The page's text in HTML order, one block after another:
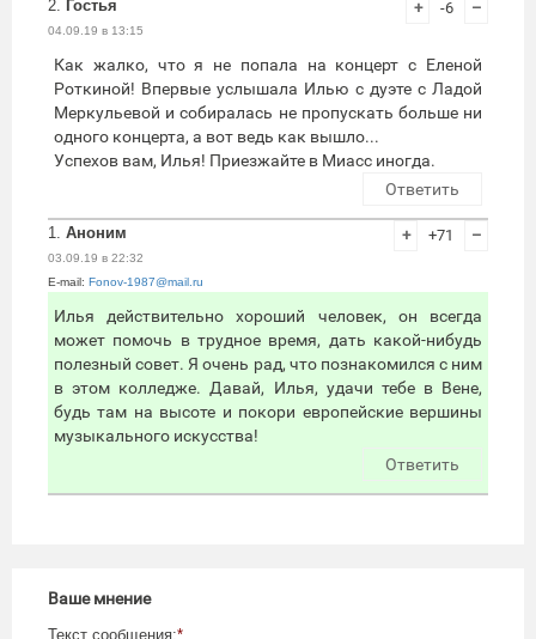
2. Гостья
04.09.19 в 13:15
+ -6 –
Как жалко, что я не попала на концерт с Еленой
Роткиной! Впервые услышала Илью с дуэте с Ладой
Меркульевой и собиралась не пропускать больше ни
одного концерта, а вот ведь как вышло...
Успехов вам, Илья! Приезжайте в Миасс иногда.
Ответить
1. Аноним
03.09.19 в 22:32
E-mail: Fonov-1987@mail.ru
+ +71 –
Илья действительно хороший человек, он всегда
может помочь в трудное время, дать какой-нибудь
полезный совет. Я очень рад, что познакомился с ним
в этом колледже. Давай, Илья, удачи тебе в Вене,
будь там на высоте и покори европейские вершины
музыкального искусства!
Ответить
Ваше мнение
Текст сообщения:*